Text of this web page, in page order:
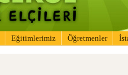
Eğitimlerimiz Öğretmenler